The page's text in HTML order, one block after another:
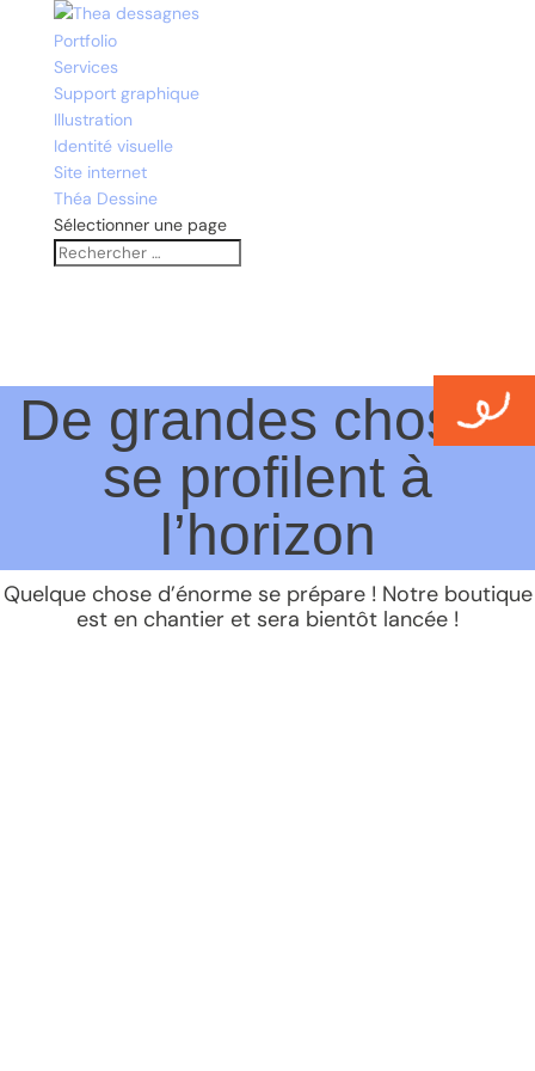
Portfolio
Services
Support graphique
Illustration
Identité visuelle
Site internet
Théa Dessine
Sélectionner une page
De grandes choses
se profilent à
l’horizon
Quelque chose d’énorme se prépare ! Notre boutique
est en chantier et sera bientôt lancée !